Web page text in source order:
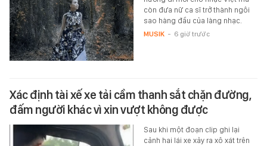
còn đưa nữ ca sĩ trở thành ngôi
sao hàng đầu của làng nhạc.
MUSIK - 6 giờ trước
Xác định tài xế xe tải cầm thanh sắt chặn đường,
đấm người khác vì xin vượt không được
Sau khi một đoạn clip ghi lại
cảnh hai lái xe xảy ra xô xát trên